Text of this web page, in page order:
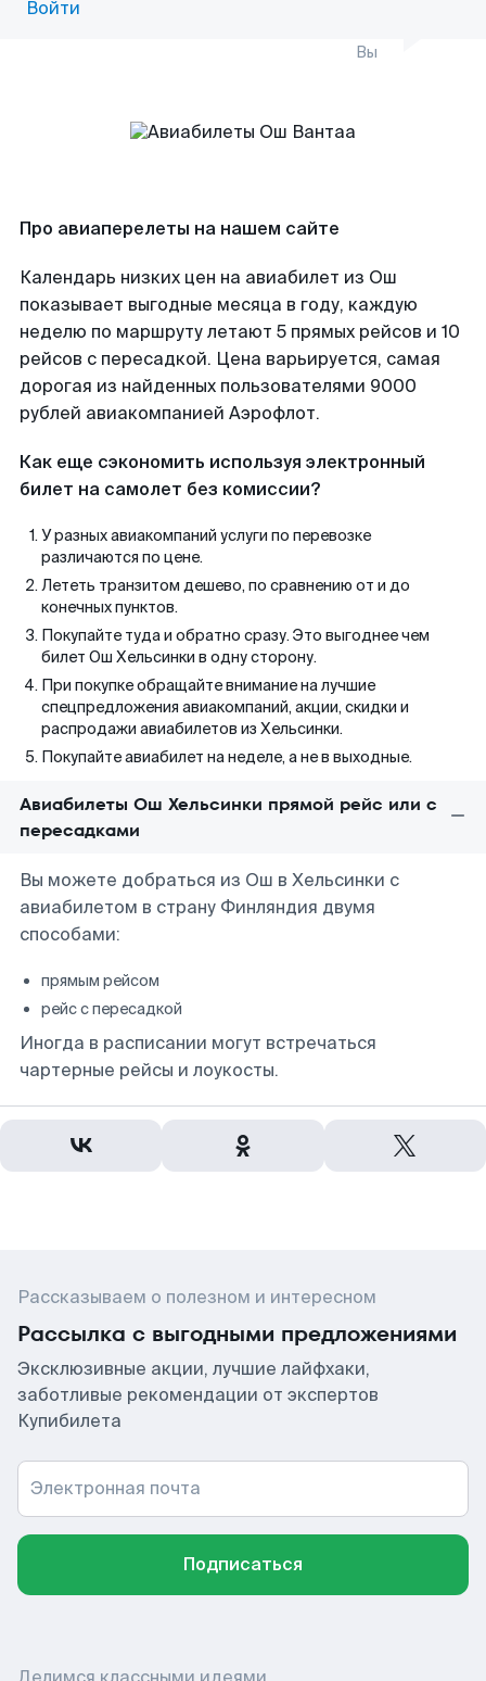
Войти
Вы
Про авиаперелеты на нашем сайте
Календарь низких цен на авиабилет из Ош
показывает выгодные месяца в году, каждую
неделю по маршруту летают 5 прямых рейсов и 10
рейсов с пересадкой. Цена варьируется, самая
дорогая из найденных пользователями 9000
рублей авиакомпанией Аэрофлот.
Как еще сэкономить используя электронный
билет на самолет без комиссии?
У разных авиакомпаний услуги по перевозке
различаются по цене.
Лететь транзитом дешево, по сравнению от и до
конечных пунктов.
Покупайте туда и обратно сразу. Это выгоднее чем
билет Ош Хельсинки в одну сторону.
При покупке обращайте внимание на лучшие
спецпредложения авиакомпаний, акции, скидки и
распродажи авиабилетов из Хельсинки.
Покупайте авиабилет на неделе, а не в выходные.
Авиабилеты Ош Хельсинки прямой рейс или с
пересадками
Вы можете добраться из Ош в Хельсинки с
авиабилетом в страну Финляндия двумя
способами:
прямым рейсом
рейс с пересадкой
Иногда в расписании могут встречаться
чартерные рейсы и лоукосты.
Рассказываем о полезном и интересном
Рассылка с выгодными предложениями
Эксклюзивные акции, лучшие лайфхаки,
заботливые рекомендации от экспертов
Купибилета
Электронная почта
Подписаться